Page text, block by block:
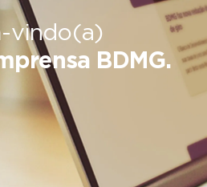
vindo(a)
BDMG.